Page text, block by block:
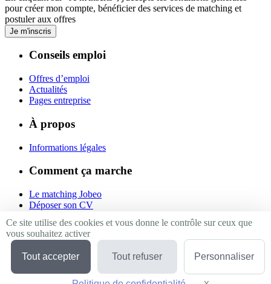
pour créer mon compte, bénéficier des services de matching et
postuler aux offres
Je m'inscris
Conseils emploi
Offres d’emploi
Actualités
Pages entreprise
À propos
Informations légales
Comment ça marche
Le matching Jobeo
Déposer son CV
Suivez-nous
Linkedin
Facebook
Ce site utilise des cookies et vous donne le contrôle sur ceux que
vous souhaitez activer
Tout accepter Tout refuser Personnaliser